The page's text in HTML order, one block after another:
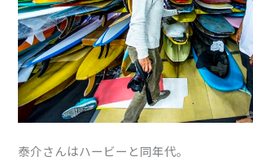
泰介さんはハービーと同年代。